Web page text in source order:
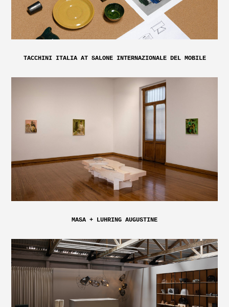
TACCHINI ITALIA AT SALONE INTERNAZIONALE DEL MOBILE
MASA + LUHRING AUGUSTINE